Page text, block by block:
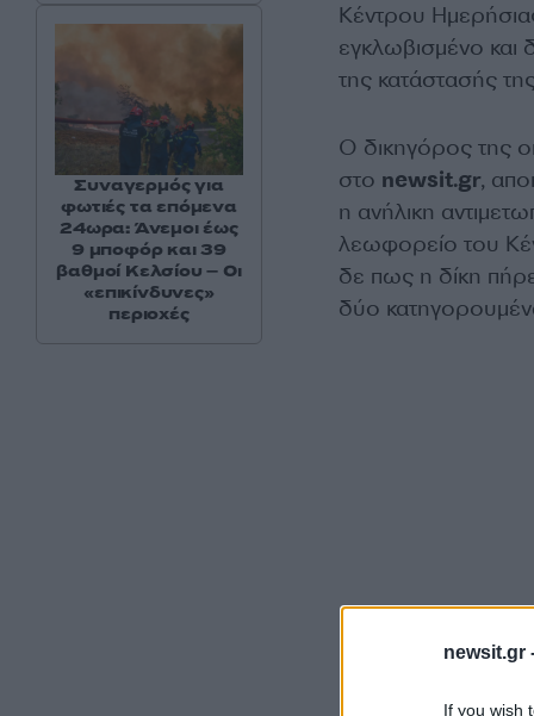
newsit.gr
If you wish
Κέντρου
εγκλωβισμένο
της κατάστασής
Ο δικηγόρος της
στο newsit.gr,
η ανήλικη
λεωφορείο του
δε πως η δίκη
δύο
Συναγερμός για
φωτιές τα επόμενα
24ωρα: Άνεμοι έως
9 μποφόρ και 39
βαθμοί Κελσίου – Οι
«επικίνδυνες»
περιοχές